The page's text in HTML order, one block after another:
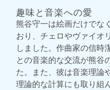
趣味と音楽への愛
熊谷守一は絵画だけでな
おり、チェロやヴァイオ
しました。作曲家の信時
との音楽的な交流が熊谷
た。また、彼は音楽理論
理論的な計算にも取り組